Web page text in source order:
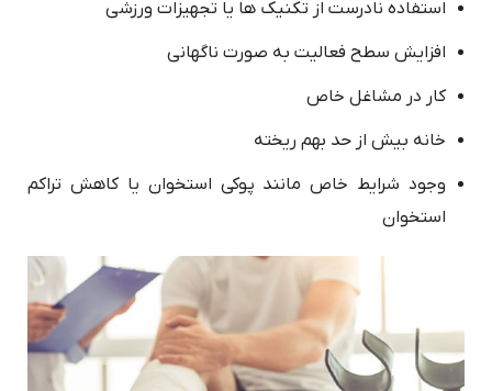
استفاده نادرست از تکنیک ها یا تجهیزات ورزشی
افزایش سطح فعالیت به صورت ناگهانی
کار در مشاغل خاص
خانه بیش از حد بهم ریخته
وجود شرایط خاص مانند پوکی استخوان یا کاهش تراکم
استخوان